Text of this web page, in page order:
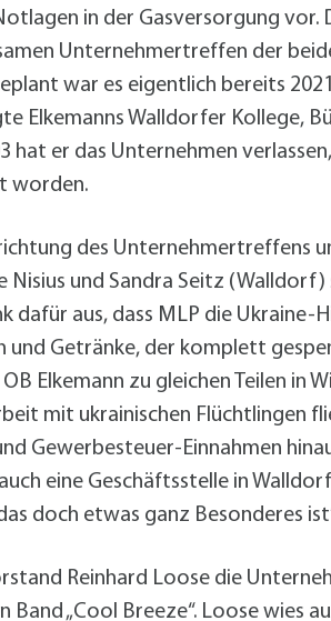
in der Gasversorgung
Unternehmertreffen der
war es eigentlich bereits
Elkemanns Walldorfer Kollege,
hat er das Unternehmen
worden.
des Unternehmertreffens
und Sandra Seitz
dafür aus, dass MLP die
und Getränke, der komplett
Elkemann zu gleichen Teilen
mit ukrainischen Flüchtlingen
Gewerbesteuer-Einnahmen
eine Geschäftsstelle in
doch etwas ganz Besonderes
Reinhard Loose die
Band „Cool Breeze“. Loose wies